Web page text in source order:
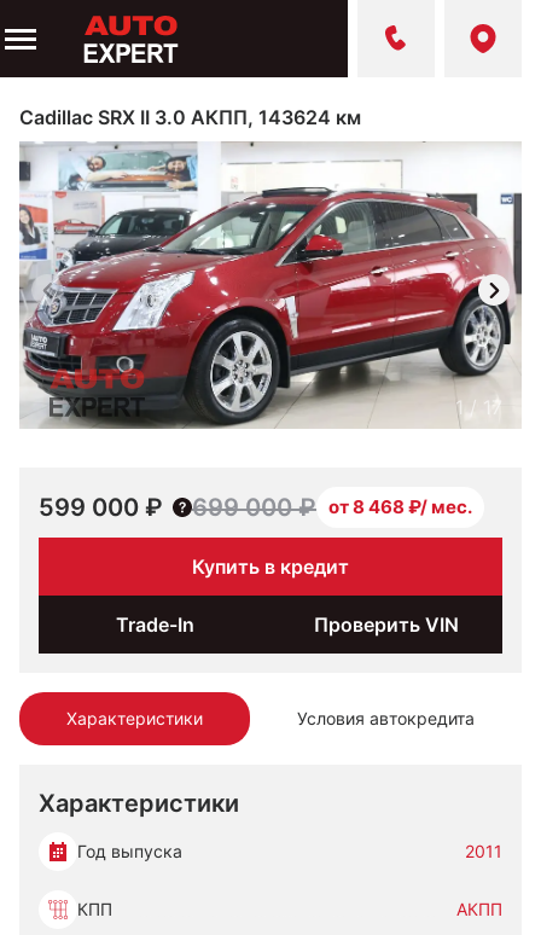
Cadillac SRX II 3.0 АКПП, 143624 км
Характеристики Условия автокредита
Характеристики
Год выпуска 2011
КПП АКПП
1/ 17
599 000 ₽ 699 000 ₽ от 8 468 ₽/ мес.
Купить в кредит
Trade-In Проверить VIN